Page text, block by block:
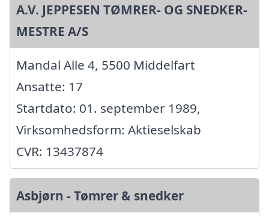
A.V. JEPPESEN TØMRER- OG SNEDKER-
MESTRE A/S
Mandal Alle 4, 5500 Middelfart
Ansatte: 17
Startdato: 01. september 1989,
Virksomhedsform: Aktieselskab
CVR: 13437874
Asbjørn - Tømrer & snedker